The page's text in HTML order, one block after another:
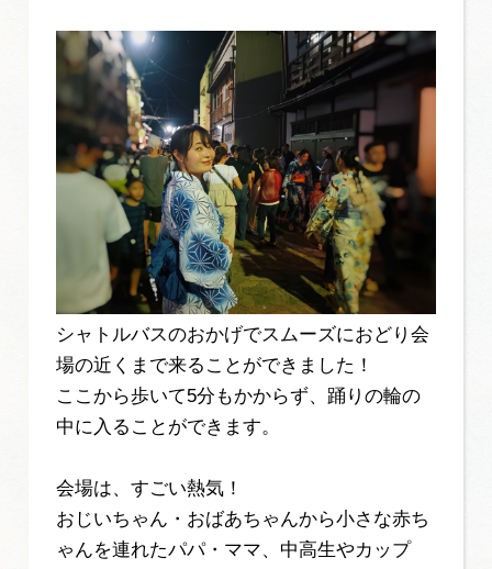
シャトルバスのおかげでスムーズにおどり会
場の近くまで来ることができました！
ここから歩いて5分もかからず、踊りの輪の
中に入ることができます。
会場は、すごい熱気！
おじいちゃん・おばあちゃんから小さな赤ち
ゃんを連れたパパ・ママ、中高生やカップ